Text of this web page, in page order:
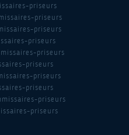
priseurs
priseurs
priseurs
priseurs
priseurs
priseurs
priseurs
priseurs
priseurs
priseurs